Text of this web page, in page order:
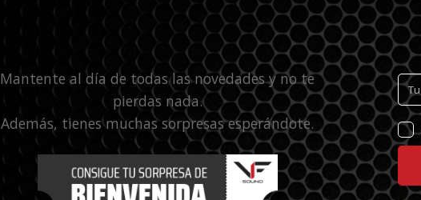
Mantente al día de todas las novedades y no te
pierdas nada.
Además, tienes muchas sorpresas esperándote.